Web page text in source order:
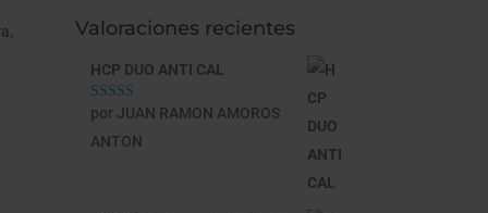
Valoraciones recientes
HCP DUO ANTI CAL
Valorado con
por JUAN RAMON AMOROS
ANTON